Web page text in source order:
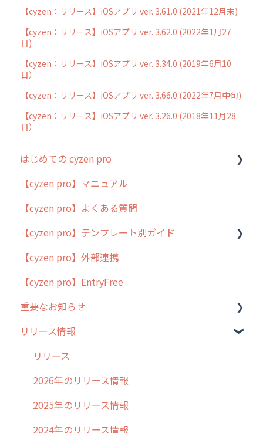
【cyzen：リリース】iOSアプリ ver. 3.61.0 (2021年12月末)
【cyzen：リリース】iOSアプリ ver. 3.62.0 (2022年1月27
日)
【cyzen：リリース】iOSアプリ ver. 3.34.0 (2019年6月10
日）
【cyzen：リリース】iOSアプリ ver. 3.66.0 (2022年7月中旬)
【cyzen：リリース】iOSアプリ ver. 3.26.0 (2018年11月28
日）
はじめての cyzen pro
cyzen pro とは？
簡易マニュアル
cyzen proの位置情報取得について
用語集
よくある質問
【cyzen pro】マニュアル
【cyzen pro】よくある質問
【cyzen pro】テンプレート別ガイド
ポスティング
ラウンダー
メンテナンス
外廻り営業
清掃
不動産
【cyzen pro】外部連携
【cyzen pro】EntryFree
重要なお知らせ
過去の重要なお知らせ
障害情報
リリース情報
リリース
2026年のリリース情報
2025年のリリース情報
2024年のリリース情報